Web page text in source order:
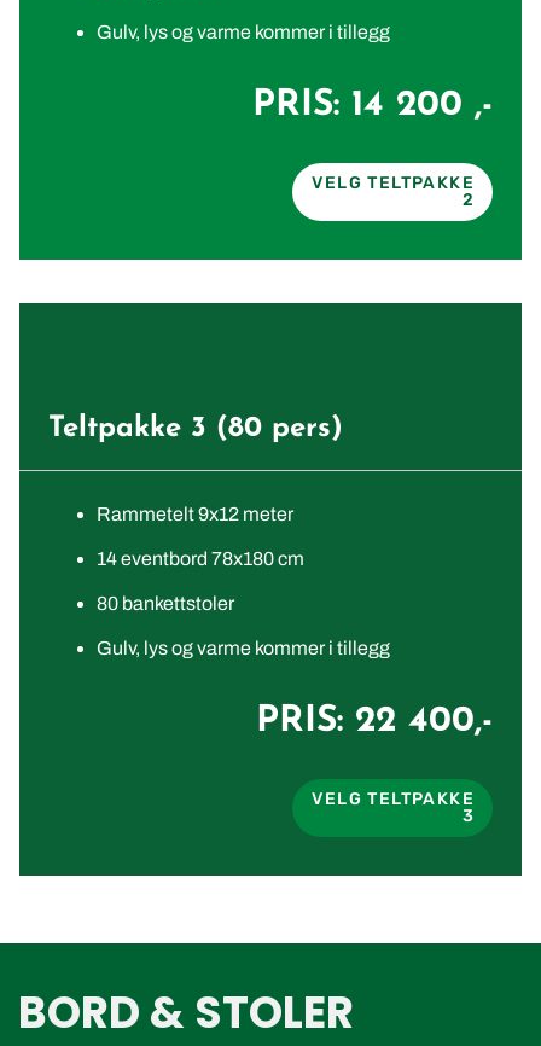
Gulv, lys og varme kommer i tillegg
PRIS: 14 200 ,-
VELG TELTPAKKE
2
Teltpakke 3 (80 pers)
Rammetelt 9x12 meter
14 eventbord 78x180 cm
80 bankettstoler
Gulv, lys og varme kommer i tillegg
PRIS: 22 400,-
VELG TELTPAKKE
3
BORD & STOLER